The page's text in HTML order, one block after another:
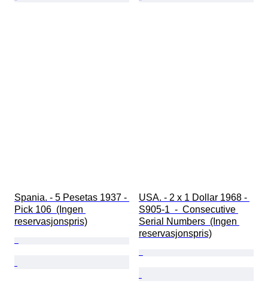
Spania. - 5 Pesetas 1937 -
Pick 106  (Ingen
reservasjonspris)
USA. - 2 x 1 Dollar 1968 -
S905-1  -  Consecutive
Serial Numbers  (Ingen
reservasjonspris)